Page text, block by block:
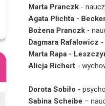
Marta Pranczk-
Agata Plichta -
Bożena Pranczk-
Dagmara Rafalowicz -
Marta Rapa -
Alicja Richert-
Dorota Sobiło -
Sabina Scheibe –